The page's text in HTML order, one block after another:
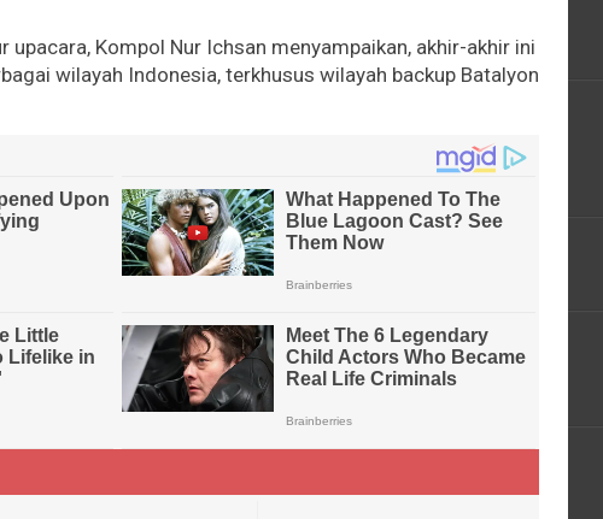
upacara, Kompol Nur Ichsan menyampaikan, akhir-akhir ini
wilayah Indonesia, terkhusus wilayah backup Batalyon